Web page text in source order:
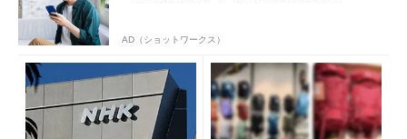
AD（ショットワークス）